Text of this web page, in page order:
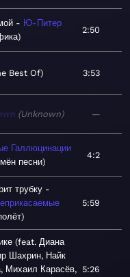
Ю-Питер
2:50
Best Of 3:53
Unknown —
Галлюцинации
песни
4:2
трубку
5:59
(feat. Диана
Шахрин, Найк
Михаил Карасёв, 5:26